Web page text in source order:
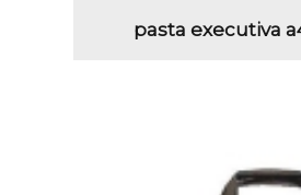
pasta executiva